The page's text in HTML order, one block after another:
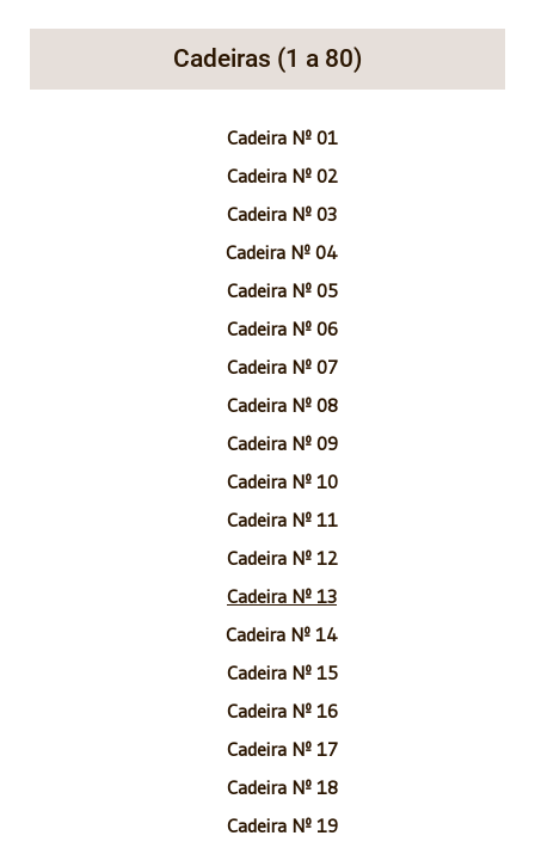
Cadeiras (1 a 80)
Cadeira Nº 01
Cadeira Nº 02
Cadeira Nº 03
Cadeira Nº 04
Cadeira Nº 05
Cadeira Nº 06
Cadeira Nº 07
Cadeira Nº 08
Cadeira Nº 09
Cadeira Nº 10
Cadeira Nº 11
Cadeira Nº 12
Cadeira Nº 13
Cadeira Nº 14
Cadeira Nº 15
Cadeira Nº 16
Cadeira Nº 17
Cadeira Nº 18
Cadeira Nº 19